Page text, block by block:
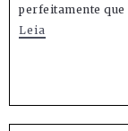
perfeitamente que
Leia